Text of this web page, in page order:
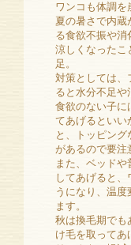
ワンコも体調を
夏の暑さで内蔵
る食欲不振や消
涼しくなったこ
足。
対策としては、
ると水分不足や
食欲のない子に
てあげるといい
と、トッピング
があるので要注
また、ベッド
してあげると、
うになり、温
ます。
秋は換毛期でも
け毛を取ってあ